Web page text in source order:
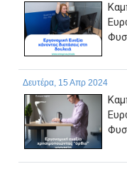
Δευτέρα, 15 Απρ 2024